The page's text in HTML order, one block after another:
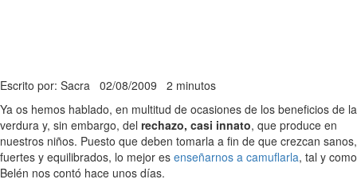
Escrito por: Sacra 02/08/2009 2 minutos
Ya os hemos hablado, en multitud de ocasiones de los beneficios de la
verdura y, sin embargo, del rechazo, casi innato, que produce en
nuestros niños. Puesto que deben tomarla a fin de que crezcan sanos,
fuertes y equilibrados, lo mejor es enseñarnos a camuflarla, tal y como
Belén nos contó hace unos días.